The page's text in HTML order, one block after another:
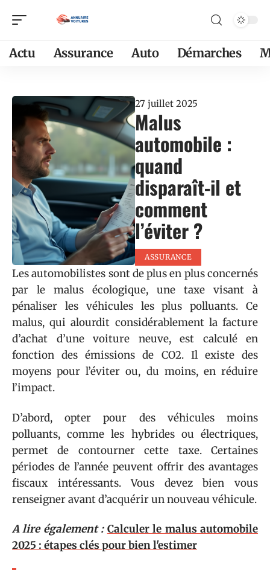
Actu Assurance Auto Démarches
27 juillet 2025
Malus
automobile :
quand
disparaît-il et
comment
l’éviter ?
ASSURANCE
Les automobilistes sont de plus en plus concernés
par le malus écologique, une taxe visant à
pénaliser les véhicules les plus polluants. Ce
malus, qui alourdit considérablement la facture
d’achat d’une voiture neuve, est calculé en
fonction des émissions de CO2. Il existe des
moyens pour l’éviter ou, du moins, en réduire
l’impact.
D’abord, opter pour des véhicules moins
polluants, comme les hybrides ou électriques,
permet de contourner cette taxe. Certaines
périodes de l’année peuvent offrir des avantages
fiscaux intéressants. Vous devez bien vous
renseigner avant d’acquérir un nouveau véhicule.
A lire également : Calculer le malus automobile
2025 : étapes clés pour bien l'estimer